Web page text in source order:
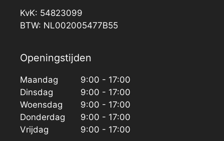
KvK: 54823099
BTW: NL002005477B55
Openingstijden
Maandag
Dinsdag
Woensdag
Donderdag
Vrijdag
9:00 - 17:00
9:00 - 17:00
9:00 - 17:00
9:00 - 17:00
9:00 - 17:00